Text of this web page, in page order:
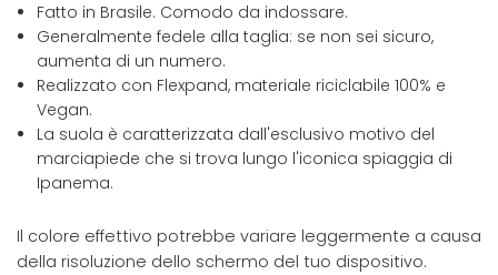
Fatto in Brasile. Comodo da indossare.
Generalmente fedele alla taglia: se non sei sicuro,
aumenta di un numero.
Realizzato con Flexpand, materiale riciclabile 100% e
Vegan.
La suola è caratterizzata dall'esclusivo motivo del
marciapiede che si trova lungo l'iconica spiaggia di
Ipanema.
Il colore effettivo potrebbe variare leggermente a causa
della risoluzione dello schermo del tuo dispositivo.